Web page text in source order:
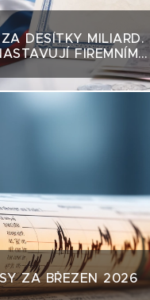
DESÍTKY MILIARD.
FIREMNÍM
ZA BŘEZEN 2026